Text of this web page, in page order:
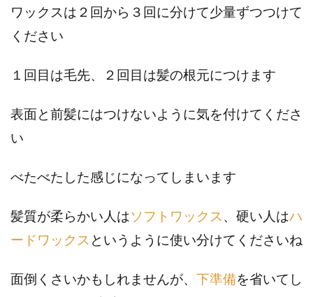
ワックスは２回から３回に分けて少量ずつつけて
ください
１回目は毛先、２回目は髪の根元につけます
表面と前髪にはつけないように気を付けてくださ
い
べたべたした感じになってしまいます
髪質が柔らかい人はソフトワックス 、硬い人はハ
ードワックス というように使い分けてくださいね
面倒くさいかもしれませんが、 下準備を省いてし